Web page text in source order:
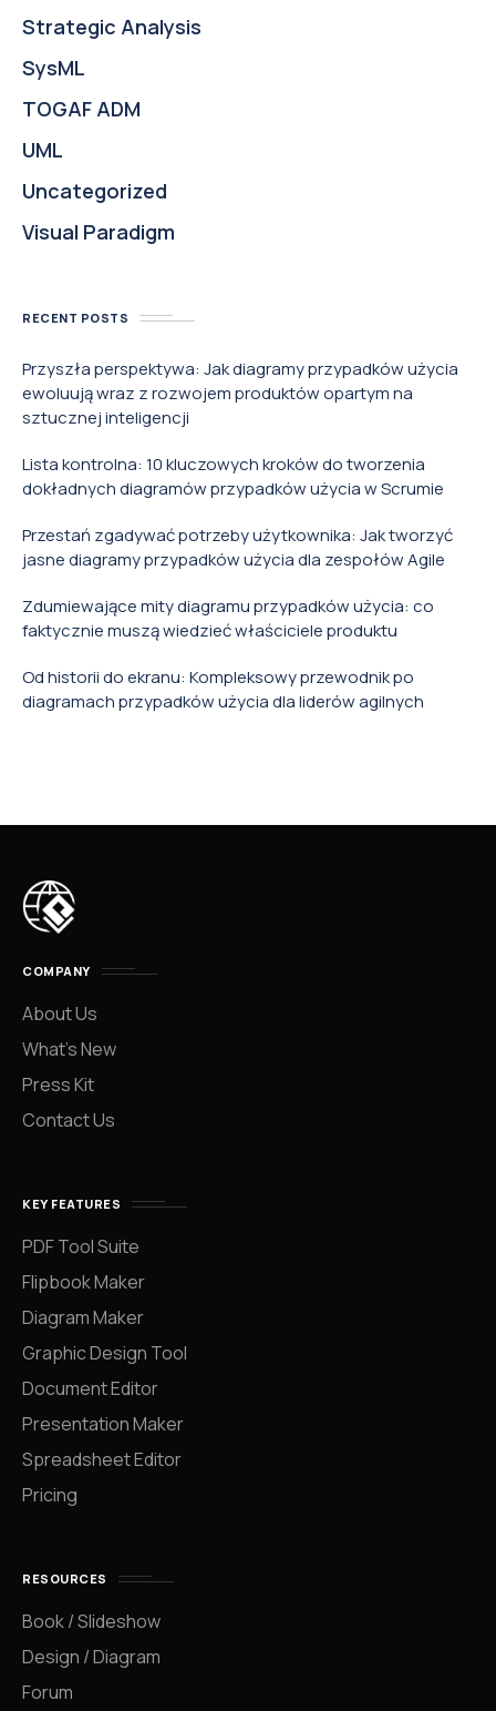
Strategic Analysis
SysML
TOGAF ADM
UML
Uncategorized
Visual Paradigm
RECENT POSTS
Przyszła perspektywa: Jak diagramy przypadków użycia
ewoluują wraz z rozwojem produktów opartym na
sztucznej inteligencji
Lista kontrolna: 10 kluczowych kroków do tworzenia
dokładnych diagramów przypadków użycia w Scrumie
Przestań zgadywać potrzeby użytkownika: Jak tworzyć
jasne diagramy przypadków użycia dla zespołów Agile
Zdumiewające mity diagramu przypadków użycia: co
faktycznie muszą wiedzieć właściciele produktu
Od historii do ekranu: Kompleksowy przewodnik po
diagramach przypadków użycia dla liderów agilnych
COMPANY
About Us
What’s New
Press Kit
Contact Us
KEY FEATURES
PDF Tool Suite
Flipbook Maker
Diagram Maker
Graphic Design Tool
Document Editor
Presentation Maker
Spreadsheet Editor
Pricing
RESOURCES
Book / Slideshow
Design / Diagram
Forum